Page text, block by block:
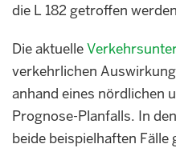
die L 182 getroffen
Die aktuelle
verkehrlichen
anhand eines nördlichen
Prognose-Planfalls. In
beide beispielhaften Fälle